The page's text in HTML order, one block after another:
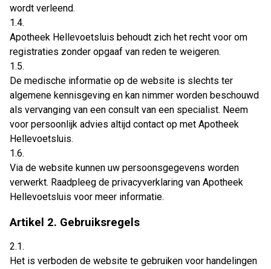
wordt verleend.
1.4.
Apotheek Hellevoetsluis behoudt zich het recht voor om
registraties zonder opgaaf van reden te weigeren.
1.5.
De medische informatie op de website is slechts ter
algemene kennisgeving en kan nimmer worden beschouwd
als vervanging van een consult van een specialist. Neem
voor persoonlijk advies altijd contact op met Apotheek
Hellevoetsluis.
1.6.
Via de website kunnen uw persoonsgegevens worden
verwerkt. Raadpleeg de privacyverklaring van Apotheek
Hellevoetsluis voor meer informatie.
Artikel 2. Gebruiksregels
2.1.
Het is verboden de website te gebruiken voor handelingen